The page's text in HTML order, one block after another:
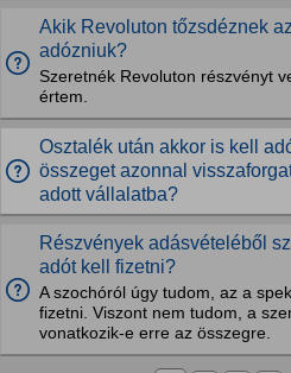
Akik Revoluton tőzsdéznek
adózniuk?
Szeretnék Revoluton részvényt
értem.
Osztalék után akkor is kell
összeget azonnal
adott vállalatba?
Részvények adásvételéből
adót kell fizetni?
A szochóról úgy tudom, az a
fizetni. Viszont nem tudom, a
vonatkozik-e erre az összegre.